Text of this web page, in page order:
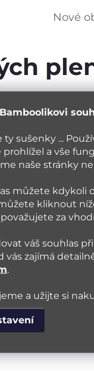
ty sušenky ...
a vše
naše stránky
můžete kdykoli
kliknout
za
váš souhlas
vás zajímá
.
a užijte si
Nové
nabídce plen
se v typech
plenky se hodí
pro své
případ. Tak
i ke své